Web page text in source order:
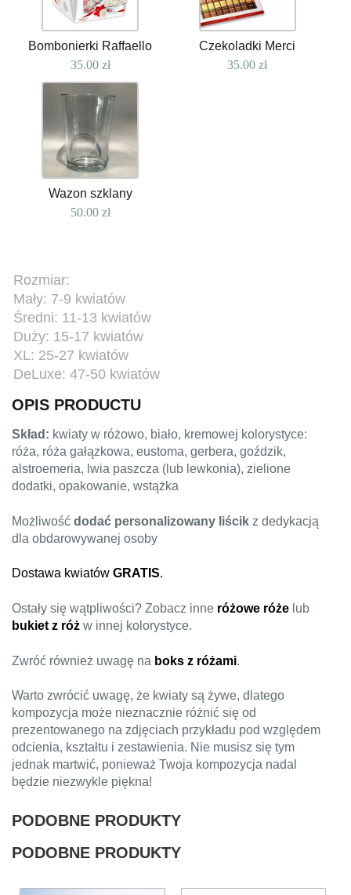
Bombonierki Raffaello
35.00 zł
Czekoladki Merci
35.00zł
Wazon szklany
50.00 zł
Rozmiar:
Mały: 7-9 kwiatów
Średni: 11-13 kwiatów
Duży: 15-17 kwiatów
XL: 25-27 kwiatów
DeLuxe: 47-50 kwiatów
OPIS PRODUCTU
Skład: kwiaty w różowo, biało, kremowej kolorystyce:
róża, róża gałązkowa, eustoma, gerbera, goździk,
alstroemeria, lwia paszcza (lub lewkonia), zielione
dodatki, opakowanie, wstążka
Możliwość dodać personalizowany liścik z dedykacją
dla obdarowywanej osoby
Dostawa kwiatów GRATIS.
Ostały się wątpliwości? Zobacz inne różowe róże lub
bukiet z róż w innej kolorystyce.
Zwróć również uwagę na boks z różami.
Warto zwrócić uwagę, że kwiaty są żywe, dlatego
kompozycja może nieznacznie różnić się od
prezentowanego na zdjęciach przykładu pod względem
odcienia, kształtu i zestawienia. Nie musisz się tym
jednak martwić, ponieważ Twoja kompozycja nadal
będzie niezwykle piękna!
PODOBNE PRODUKTY
PODOBNE PRODUKTY